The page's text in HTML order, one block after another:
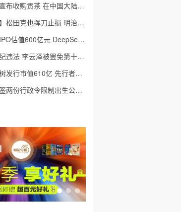
贝恩资本宣布收购贡茶 在中国大陆无法注册商标后退出市场
【交易簿】松田克也挥刀止损 明治折戟中国乳业
宇树科技IPO估值600亿元 DeepSeek参与战略配售
因严重违纪违法 李云泽被罢免第十四届全国人大代表职务
特稿｜宇树发行市值610亿 先行者的加速和考验
特朗普再签两份行政令限制出生公民权 意图打击生育旅游产业(含视频)